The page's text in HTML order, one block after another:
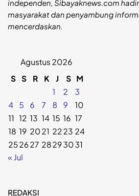
independen, Sibayaknews.com
masyarakat dan penyambung
mencerdaskan.
Agustus 2026
S S R K J S M
1
2
3
4
5 6 7 8 9
10
11 12 13 14 15 16 17
18 19 2021 2223 24
252627 28293031
« Jul
REDAKSI